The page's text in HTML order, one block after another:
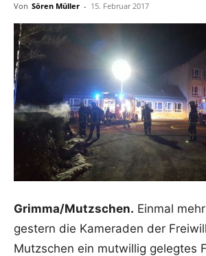
Von Sören Müller - 15. Februar 2017
Grimma/Mutzschen. Einmal
gestern die Kameraden der
Mutzschen ein mutwillig gelegtes